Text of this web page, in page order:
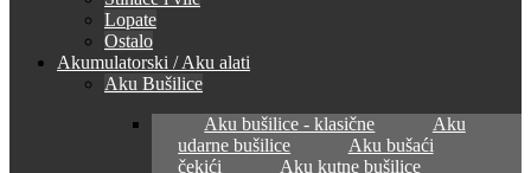
Lopate
Ostalo
Akumulatorski / Aku alati
Aku Bušilice
Aku bušilice - klasične
Aku
udarne bušilice
Aku bušaći
čekići
Aku kutne bušilice